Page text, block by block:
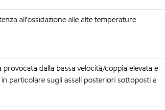
all'ossidazione alle alte temperature
dalla bassa velocità/coppia elevata e
particolare sugli assali posteriori sottoposti a